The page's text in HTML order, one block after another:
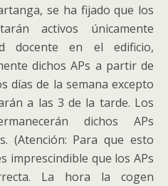
se ha fijado que los
activos únicamente
docente en el edificio,
dichos APs a partir de
días de la semana excepto
a las 3 de la tarde. Los
dichos APs
(Atención: Para que esto
imprescindible que los APs
La hora la cogen